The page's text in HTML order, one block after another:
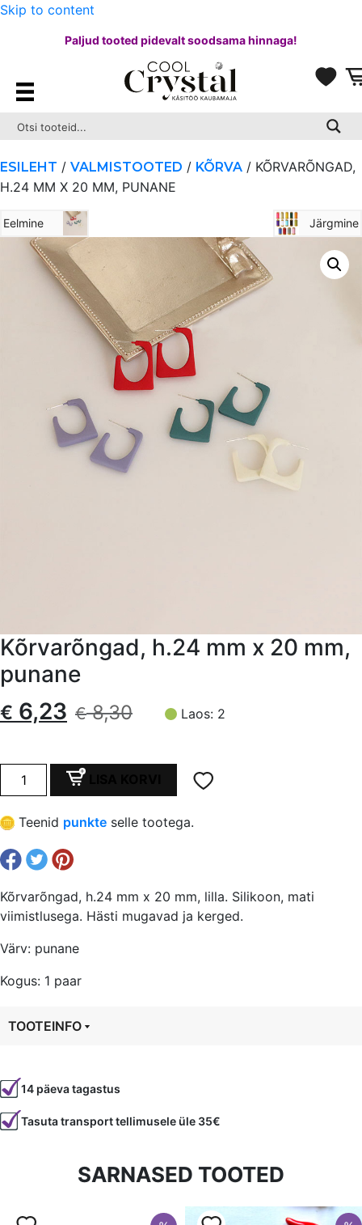
Skip to content
Paljud tooted pidevalt soodsama hinnaga!
ESILEHT / VALMISTOOTED / KÕRVA / KÕRVARÕNGAD,
H.24 MM X 20 MM, PUNANE
Eelmine Järgmine
Kõrvarõngad, h.24 mm x 20 mm,
punane
€8,30
Algne
oli:
€ 8,30.
€ 6,23
Current
is:
€ 6,23.
Laos: 2
Kõrvarõngad,
h.24
mm
x
20
mm,
punane
kogus
Teenid punkte selle tootega.
Kõrvarõngad, h.24 mm x 20 mm, lilla. Silikoon, mati
viimistlusega. Hästi mugavad ja kerged.
Värv: punane
Kogus: 1 paar
TOOTEINFO
14 päeva tagastus
Tasuta transport tellimusele üle 35€
SARNASED TOOTED